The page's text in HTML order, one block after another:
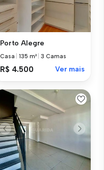
Porto Alegre
Casa |135 m² |3 Camas
R$ 4.500 Ver mais